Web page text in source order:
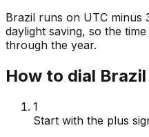
Brazil runs on UTC minus
daylight saving, so the
through the year.
How to dial Brazil
1
Start with the plus